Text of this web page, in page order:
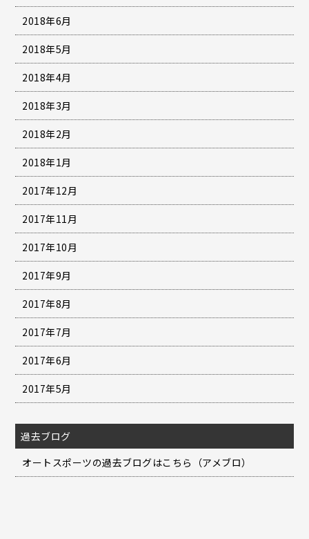
2018年6月
2018年5月
2018年4月
2018年3月
2018年2月
2018年1月
2017年12月
2017年11月
2017年10月
2017年9月
2017年8月
2017年7月
2017年6月
2017年5月
過去ブログ
オートスポーツの過去ブログはこちら（アメブロ）